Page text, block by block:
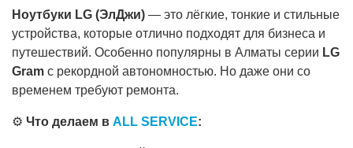
Ноутбуки LG (ЭлДжи) — это лёгкие, тонкие и стильные
устройства, которые отлично подходят для бизнеса и
путешествий. Особенно популярны в Алматы серии LG
Gram с рекордной автономностью. Но даже они со
временем требуют ремонта.
⚙️ Что делаем в ALL SERVICE: